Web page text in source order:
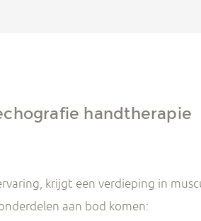
handtherapie
krijgt een verdieping in
aan bod komen: